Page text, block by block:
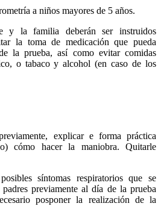
a niños mayores de 5 años.
y la familia deberán ser instruidos
la toma de medicación que pueda
la prueba, así como evitar comidas
o tabaco y alcohol (en caso de los
explicar e forma práctica
cómo hacer la maniobra. Quitarle
síntomas respiratorios que se
previamente al día de la prueba
posponer la realización de la